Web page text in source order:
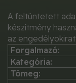
A feltüntetett
készítmény
az
Forgalmazó:
Kategória:
Tömeg: